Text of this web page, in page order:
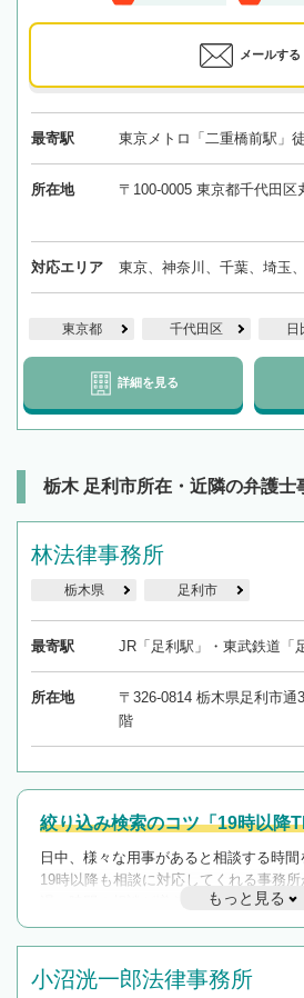
メールする
最寄駅 東京メトロ「二重橋前駅」
所在地 〒100-0005 東京都千代田区
対応エリア 東京、神奈川、千葉、埼玉
東京都 千代田区 日
詳細を見る
栃木 足利市所在・近隣の弁護士
林法律事務所
栃木県 足利市
最寄駅 JR「足利駅」・東武鉄道「
所在地
〒326-0814 栃木県足利市通
階
絞り込み検索のコツ「19時以降
日中、様々な用事があると相談する時間
19時以降も相談に対応してくれる事務所
遅い時間の相談が増えそうな場合はその
んで検索してみましょう。
を加えて再検索
もっと見る
小沼洸一郎法律事務所